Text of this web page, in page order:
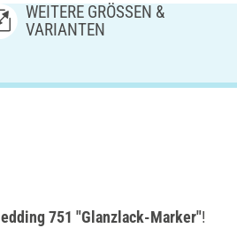
WEITERE GRÖSSEN & V
ARIANTEN
edding 751 "Glanzlack-Marker"!